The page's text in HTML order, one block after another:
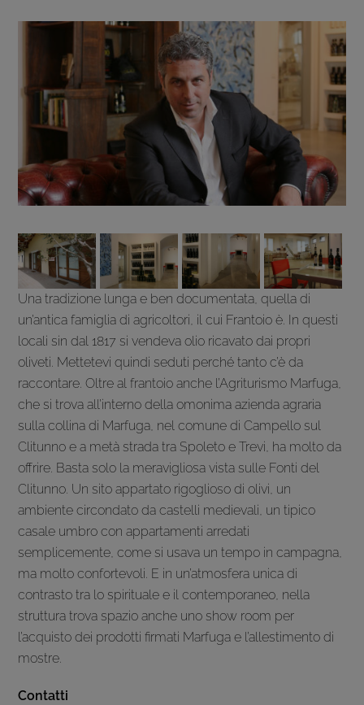
Una tradizione lunga e ben documentata, quella di
un’antica famiglia di agricoltori, il cui Frantoio è. In questi
locali sin dal 1817 si vendeva olio ricavato dai propri
oliveti. Mettetevi quindi seduti perché tanto c’è da
raccontare. Oltre al frantoio anche l’Agriturismo Marfuga,
che si trova all’interno della omonima azienda agraria
sulla collina di Marfuga, nel comune di Campello sul
Clitunno e a metà strada tra Spoleto e Trevi, ha molto da
offrire. Basta solo la meravigliosa vista sulle Fonti del
Clitunno. Un sito appartato rigoglioso di olivi, un
ambiente circondato da castelli medievali, un tipico
casale umbro con appartamenti arredati
semplicemente, come si usava un tempo in campagna,
ma molto confortevoli. E in un’atmosfera unica di
contrasto tra lo spirituale e il contemporaneo, nella
struttura trova spazio anche uno show room per
l’acquisto dei prodotti firmati Marfuga e l’allestimento di
mostre.
Contatti